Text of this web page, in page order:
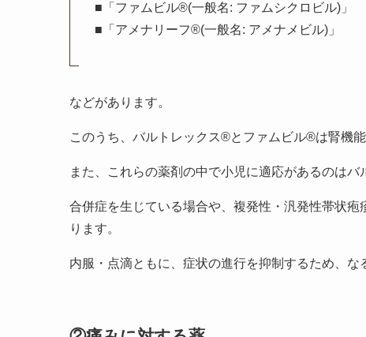
■「ファムビル®(一般名: ファムシクロビル)」
■「アメナリーフ®(一般名: アメナメビル)」
などがあります。
このうち、バルトレックス®とファムビル®は腎機
また、これらの薬剤の中で小児に適応があるのはバ
合併症を生じている場合や、複発性・汎発性帯状
ります。
内服・点滴ともに、症状の進行を抑制するため、な